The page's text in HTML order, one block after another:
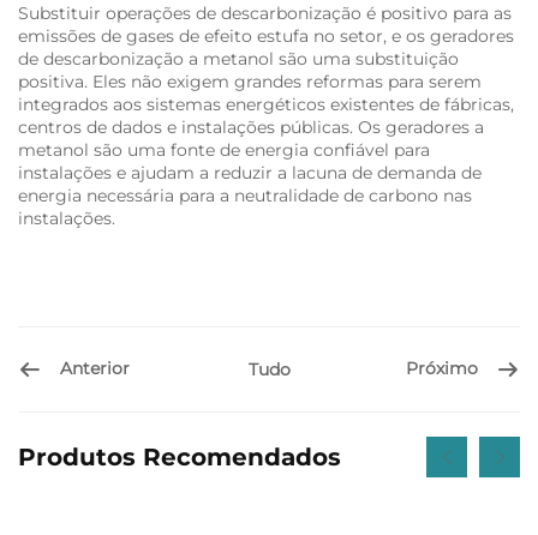
Substituir operações de descarbonização é positivo para as
emissões de gases de efeito estufa no setor, e os geradores
de descarbonização a metanol são uma substituição
positiva. Eles não exigem grandes reformas para serem
integrados aos sistemas energéticos existentes de fábricas,
centros de dados e instalações públicas. Os geradores a
metanol são uma fonte de energia confiável para
instalações e ajudam a reduzir a lacuna de demanda de
energia necessária para a neutralidade de carbono nas
instalações.
Anterior Tudo Próximo
Produtos Recomendados